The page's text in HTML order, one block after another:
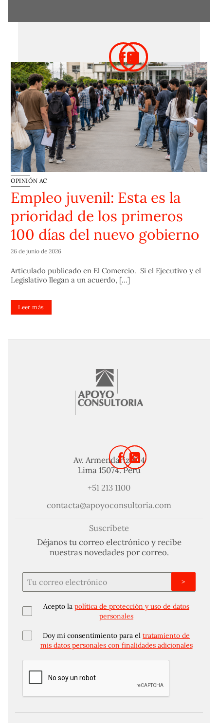
OPINIÓN AC
Empleo juvenil: Esta es la
prioridad de los primeros
100 días del nuevo gobierno
26 de junio de 2026
Articulado publicado en El Comercio. Si el Ejecutivo y el
Legislativo llegan a un acuerdo, [...]
Leer más
Av. Armendariz 424
Lima 15074. Perú
+51 213 1100
contacta@apoyoconsultoria.com
Suscríbete
Déjanos tu correo electrónico y recibe
nuestras novedades por correo.
Acepto la política de protección y uso de datos
personales
Doy mi consentimiento para el tratamiento de
mis datos personales con finalidades adicionales
>